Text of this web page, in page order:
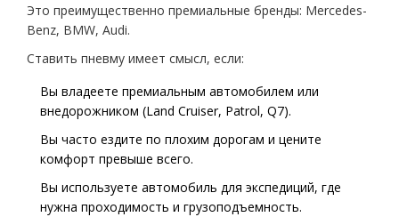
Это преимущественно премиальные бренды: Mercedes-
Benz, BMW, Audi.
Ставить пневму имеет смысл, если:
Вы владеете премиальным автомобилем или
внедорожником (Land Cruiser, Patrol, Q7).
Вы часто ездите по плохим дорогам и цените
комфорт превыше всего.
Вы используете автомобиль для экспедиций, где
нужна проходимость и грузоподъемность.